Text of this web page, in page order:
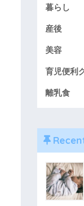
暮らし
産後
美容
育児便利
離乳食